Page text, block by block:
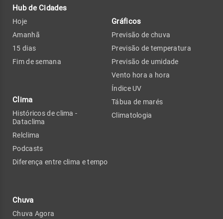
Hub de Cidades
Hoje
Amanhã
15 dias
Fim de semana
Clima
Históricos de clima -
Dataclima
Relclima
Podcasts
Diferença entre clima e tempo
Chuva
Chuva Agora
Gráficos
Previsão de chuva
Previsão de temperatura
Previsão de umidade
Vento hora a hora
Índice UV
Tábua de marés
Climatologia